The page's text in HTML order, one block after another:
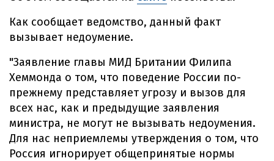
Как сообщает ведомство, данный факт
вызывает недоумение.
"Заявление главы МИД Британии Филипа
Хеммонда о том, что поведение России по-
прежнему представляет угрозу и вызов для
всех нас, как и предыдущие заявления
министра, не могут не вызывать недоумения.
Для нас неприемлемы утверждения о том, что
Россия игнорирует общепринятые нормы